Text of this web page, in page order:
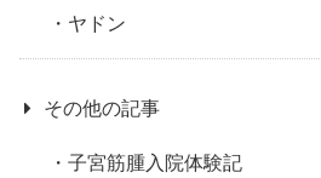
ヤドン
その他の記事
子宮筋腫入院体験記